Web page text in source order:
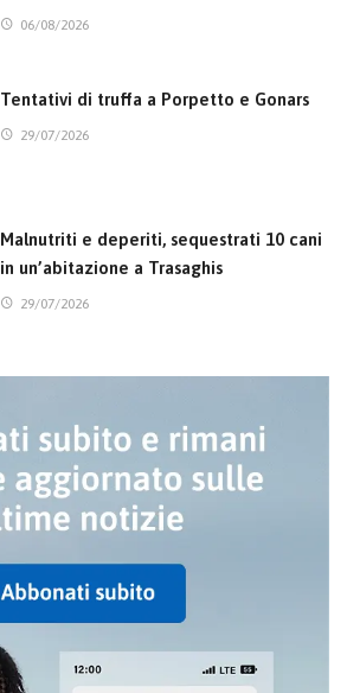
06/08/2026
Tentativi di truffa a Porpetto e Gonars
29/07/2026
Malnutriti e deperiti, sequestrati 10 cani
in un’abitazione a Trasaghis
29/07/2026